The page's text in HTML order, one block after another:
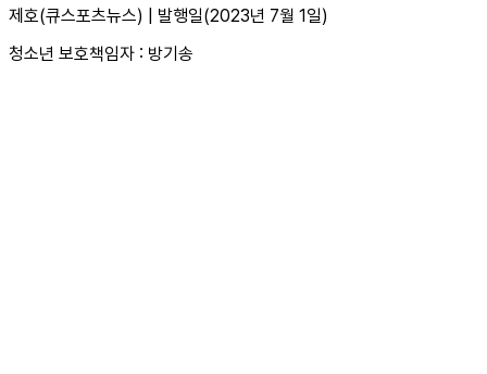
제호(큐스포츠뉴스) | 발행일(2023년 7월 1일)
청소년 보호책임자 : 방기송